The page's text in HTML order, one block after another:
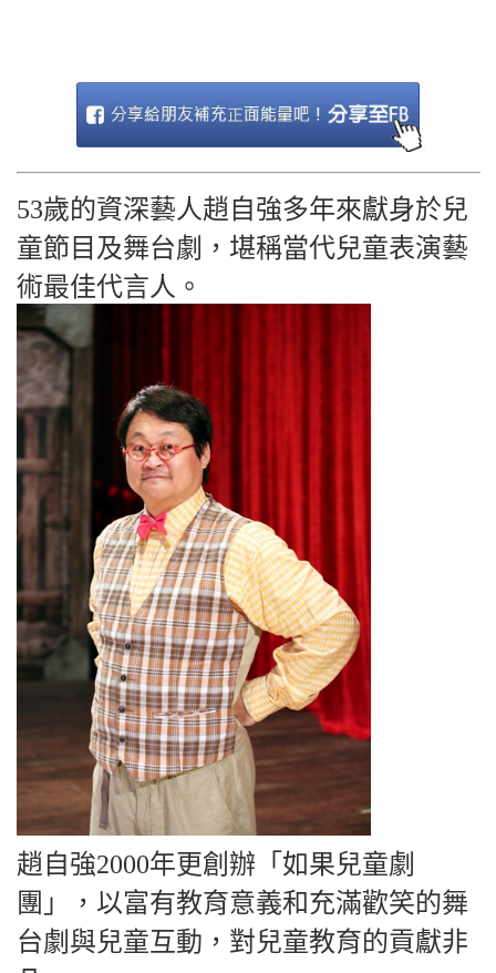
53歲的資深藝人趙自強多年來獻身於兒
童節目及舞台劇，堪稱當代兒童表演藝
術最佳代言人。
趙自強2000年更創辦「如果兒童劇
團」，以富有教育意義和充滿歡笑的舞
台劇與兒童互動，對兒童教育的貢獻非